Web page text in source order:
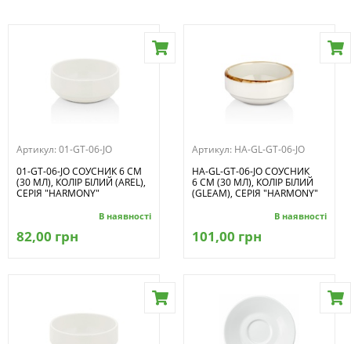
Артикул: 01-GT-06-JO
01-GT-06-JO СОУСНИК 6 СМ
(30 МЛ), КОЛІР БІЛИЙ (AREL),
СЕРІЯ "HARMONY"
В наявності
82,00 грн
Артикул: HA-GL-GT-06-JO
HA-GL-GT-06-JO СОУСНИК
6 СМ (30 МЛ), КОЛІР БІЛИЙ
(GLEAM), СЕРІЯ "HARMONY"
В наявності
101,00 грн